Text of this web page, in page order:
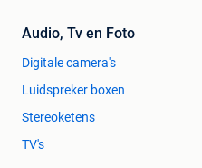
Audio, Tv en Foto
Digitale camera's
Luidspreker boxen
Stereoketens
TV's